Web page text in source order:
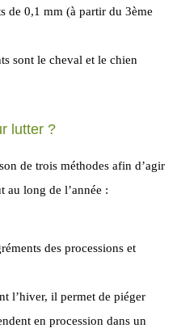
de 0,1 mm (à partir du 3ème
sont le cheval et le chien
lutter ?
de trois méthodes afin d’agir
au long de l’année :
des processions et
l’hiver, il permet de piéger
en procession dans un